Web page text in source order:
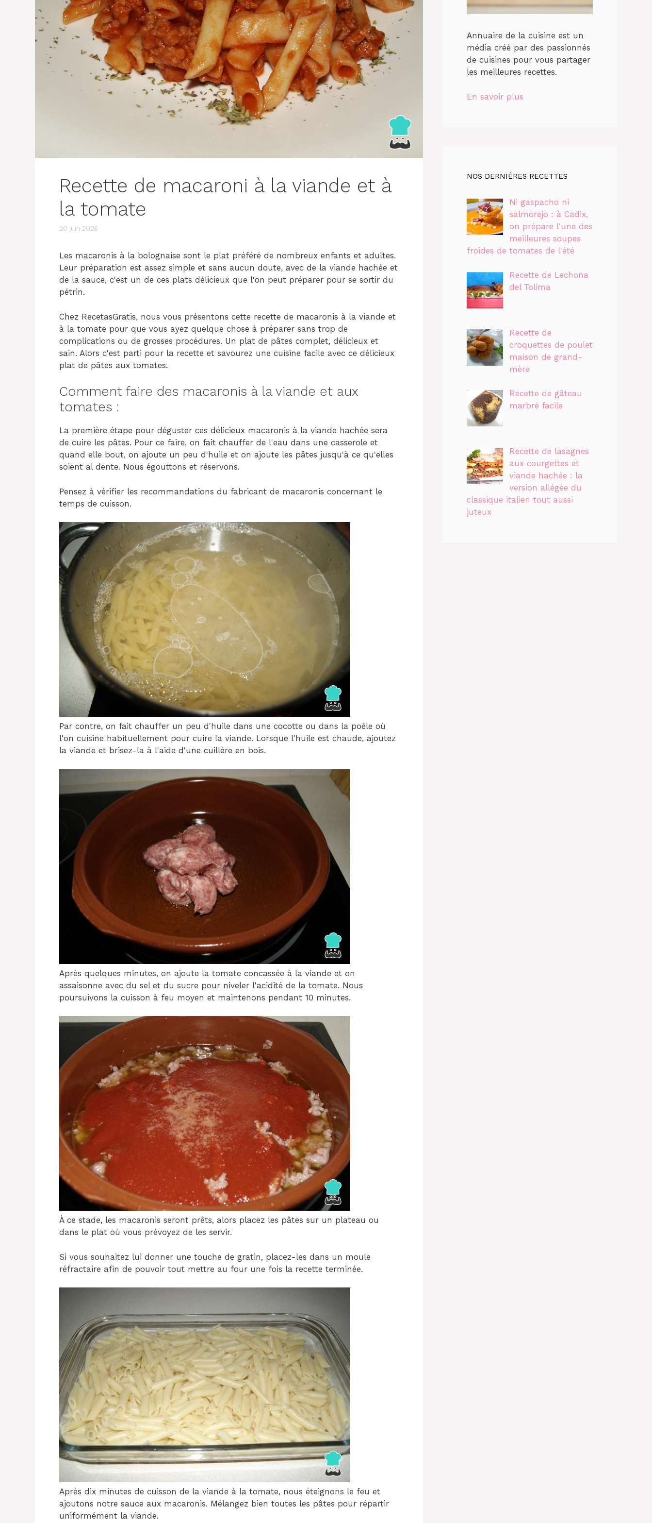
Recette de macaroni à la viande et à
la tomate
20 juin 2026
Les macaronis à la bolognaise sont le plat préféré de nombreux enfants et adultes.
Leur préparation est assez simple et sans aucun doute, avec de la viande hachée et
de la sauce, c'est un de ces plats délicieux que l'on peut préparer pour se sortir du
pétrin.
Chez RecetasGratis, nous vous présentons cette recette de macaronis à la viande et
à la tomate pour que vous ayez quelque chose à préparer sans trop de
complications ou de grosses procédures. Un plat de pâtes complet, délicieux et
sain. Alors c'est parti pour la recette et savourez une cuisine facile avec ce délicieux
plat de pâtes aux tomates.
Comment faire des macaronis à la viande et aux
tomates :
La première étape pour déguster ces délicieux macaronis à la viande hachée sera
de cuire les pâtes. Pour ce faire, on fait chauffer de l'eau dans une casserole et
quand elle bout, on ajoute un peu d'huile et on ajoute les pâtes jusqu'à ce qu'elles
soient al dente. Nous égouttons et réservons.
Pensez à vérifier les recommandations du fabricant de macaronis concernant le
temps de cuisson.
Par contre, on fait chauffer un peu d'huile dans une cocotte ou dans la poêle où
l'on cuisine habituellement pour cuire la viande. Lorsque l'huile est chaude, ajoutez
la viande et brisez-la à l'aide d'une cuillère en bois.
Après quelques minutes, on ajoute la tomate concassée à la viande et on
assaisonne avec du sel et du sucre pour niveler l'acidité de la tomate. Nous
poursuivons la cuisson à feu moyen et maintenons pendant 10 minutes.
À ce stade, les macaronis seront prêts, alors placez les pâtes sur un plateau ou
dans le plat où vous prévoyez de les servir.
Si vous souhaitez lui donner une touche de gratin, placez-les dans un moule
réfractaire afin de pouvoir tout mettre au four une fois la recette terminée.
Après dix minutes de cuisson de la viande à la tomate, nous éteignons le feu et
ajoutons notre sauce aux macaronis. Mélangez bien toutes les pâtes pour répartir
uniformément la viande.
Annuaire de la cuisine est un
média créé par des passionnés
de cuisines pour vous partager
les meilleures recettes.
En savoir plus
NOS DERNIÈRES RECETTES
Ni gaspacho ni
salmorejo : à Cadix,
on prépare l'une des
meilleures soupes
froides de tomates de l'été
Recette de Lechona
del Tolima
Recette de
croquettes de poulet
maison de grand-
mère
Recette de gâteau
marbré facile
Recette de lasagnes
aux courgettes et
viande hachée : la
version allégée du
classique italien tout aussi
juteux